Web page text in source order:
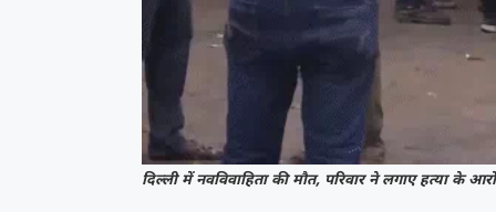
दिल्ली में नवविवाहिता की मौत, परिवार ने लगाए हत्या के